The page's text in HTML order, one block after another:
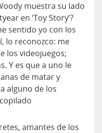
muestra su lado
en ‘Toy Story’?
sentido yo con los
lo reconozco: me
los videojuegos;
Y es que a uno le
de matar y
alguno de los
amantes de los